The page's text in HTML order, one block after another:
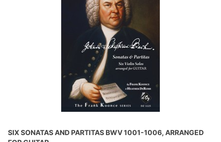
SIX SONATAS AND PARTITAS BWV 1001-1006, ARRANGED